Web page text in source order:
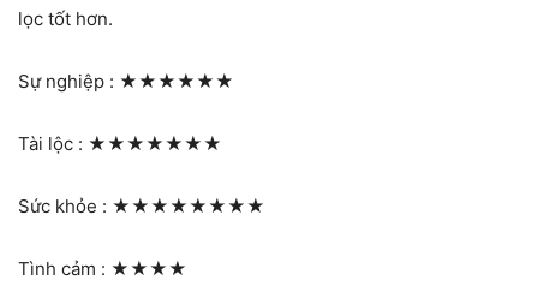
lọc tốt hơn.
Sự nghiệp : ★★★★★★
Tài lộc : ★★★★★★★
Sức khỏe : ★★★★★★★★
Tình cảm : ★★★★